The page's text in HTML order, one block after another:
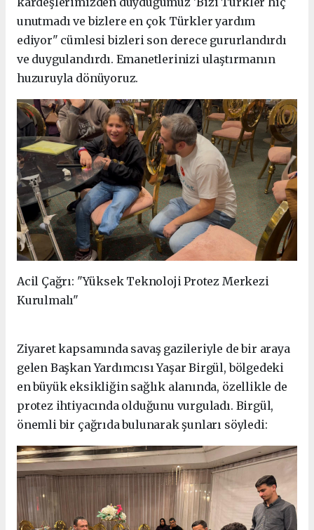
unutmadı ve bizlere en çok Türkler yardım
ediyor" cümlesi bizleri son derece gururlandırdı
ve duygulandırdı. Emanetlerinizi ulaştırmanın
huzuruyla dönüyoruz.
Acil Çağrı: "Yüksek Teknoloji Protez Merkezi
Kurulmalı"
Ziyaret kapsamında savaş gazileriyle de bir araya
gelen Başkan Yardımcısı Yaşar Birgül, bölgedeki
en büyük eksikliğin sağlık alanında, özellikle de
protez ihtiyacında olduğunu vurguladı. Birgül,
önemli bir çağrıda bulunarak şunları söyledi: